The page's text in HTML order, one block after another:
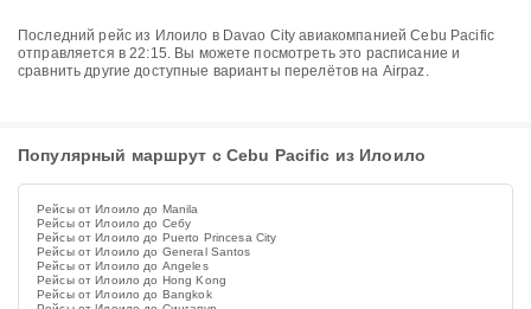
Последний рейс из Илоило в Davao City авиакомпанией Cebu Pacific
отправляется в 22:15. Вы можете посмотреть это расписание и
сравнить другие доступные варианты перелётов на Airpaz.
Популярный маршрут с Cebu Pacific из Илоило
Рейсы от Илоило до Manila
Рейсы от Илоило до Себу
Рейсы от Илоило до Puerto Princesa City
Рейсы от Илоило до General Santos
Рейсы от Илоило до Angeles
Рейсы от Илоило до Hong Kong
Рейсы от Илоило до Bangkok